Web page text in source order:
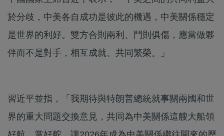
於分歧，中美各自成功是彼此的機遇，中美關係穩定
是世界的利好。雙方合則兩利、鬥則俱傷，應當做夥
伴而不是對手，相互成就、共同繁榮。」
習近平並指，「我期待與特朗普總統就事關兩國和世
界的重大問題交換意見，共同為中美關係這艘大船領